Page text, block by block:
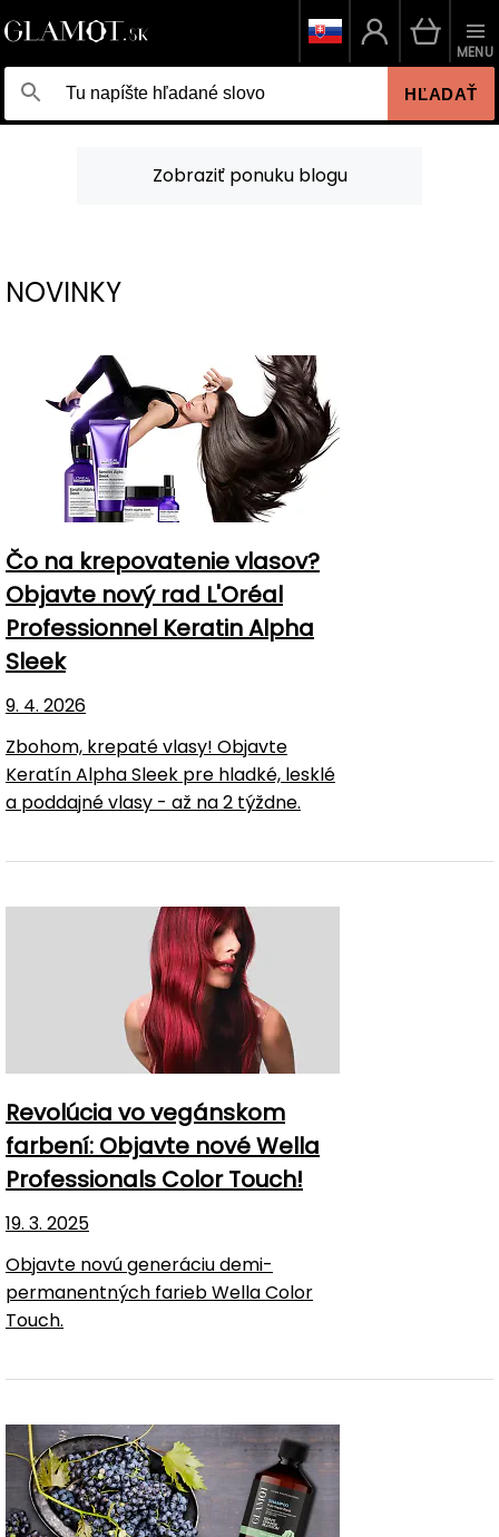
HĽADAŤ
MENU
Zobraziť ponuku blogu
NOVINKY
Čo na krepovatenie vlasov?
Objavte nový rad L'Oréal
Professionnel Keratin Alpha
Sleek
9. 4. 2026
Zbohom, krepaté vlasy! Objavte
Keratín Alpha Sleek pre hladké, lesklé
a poddajné vlasy - až na 2 týždne.
Revolúcia vo vegánskom
farbení: Objavte nové Wella
Professionals Color Touch!
19. 3. 2025
Objavte novú generáciu demi-
permanentných farieb Wella Color
Touch.